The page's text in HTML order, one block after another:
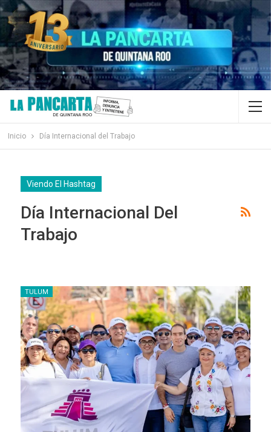
Inicio Día Internacional del Trabajo
Viendo El Hashtag
Día Internacional Del
Trabajo
TULUM